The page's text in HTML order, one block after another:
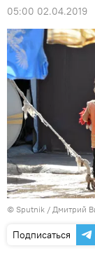
05:00 02.04.2019
© Sputnik / Дмитрий
Подписаться